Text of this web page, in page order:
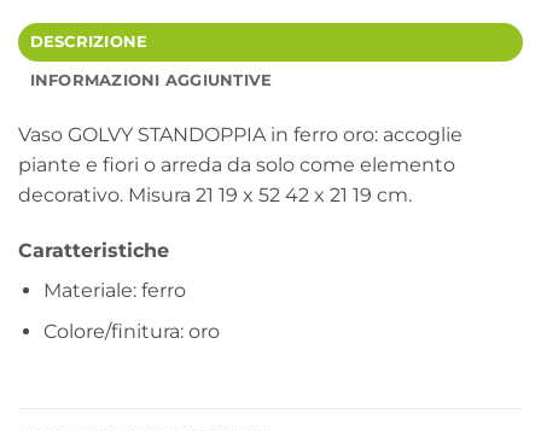
DESCRIZIONE
INFORMAZIONI AGGIUNTIVE
Vaso GOLVY STANDOPPIA in ferro oro: accoglie
piante e fiori o arreda da solo come elemento
decorativo. Misura 21 19 x 52 42 x 21 19 cm.
Caratteristiche
Materiale: ferro
Colore/finitura: oro